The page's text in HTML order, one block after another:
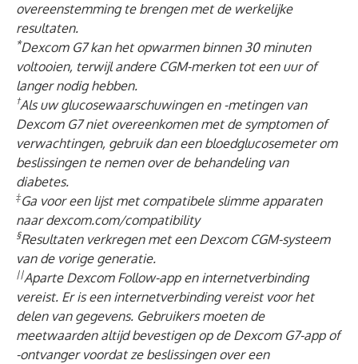
overeenstemming te brengen met de werkelijke
resultaten.
*Dexcom G7 kan het opwarmen binnen 30 minuten
voltooien, terwijl andere CGM-merken tot een uur of
langer nodig hebben.
†Als uw glucosewaarschuwingen en -metingen van
Dexcom G7 niet overeenkomen met de symptomen of
verwachtingen, gebruik dan een bloedglucosemeter om
beslissingen te nemen over de behandeling van
diabetes.
‡Ga voor een lijst met compatibele slimme apparaten
naardexcom.com/compatibility
§Resultaten verkregen met een Dexcom CGM-systeem
van de vorige generatie.
||Aparte Dexcom Follow-app en internetverbinding
vereist. Er is een internetverbinding vereist voor het
delen van gegevens. Gebruikers moeten de
meetwaarden altijd bevestigen op de Dexcom G7-app of
-ontvanger voordat ze beslissingen over een